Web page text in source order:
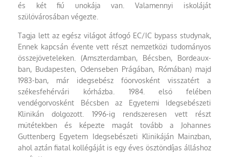
és két fiú unokája van. Valamennyi iskoláját
szülővárosában végezte.
Tagja lett az egész világot átfogó EC/IC bypass studynak,
Ennek kapcsán évente vett részt nemzetközi tudományos
összejöveteleken. (Amszterdamban, Bécsben, Bordeaux-
ban, Budapesten, Odenseben Prágában, Rómában) majd
1983-ban, már idegsebész főorvosként visszatért a
székesfehérvári kórházba. 1984. első felében
vendégorvosként Bécsben az Egyetemi Idegsebészeti
Klinikán dolgozott. 1996-ig rendszeresen vett részt
műtétekben és képezte magát tovább a Johannes
Guttenberg Egyetem Idegsebészeti Klinikáján Mainzban,
ahol aztán fiatal kollégáját is egy éves ösztöndíjas álláshoz